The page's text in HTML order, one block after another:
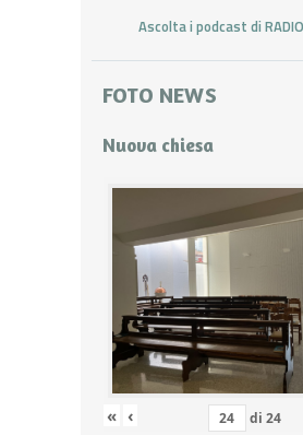
Ascolta i podcast di
FOTO NEWS
Nuova chiesa
« ‹ di 24